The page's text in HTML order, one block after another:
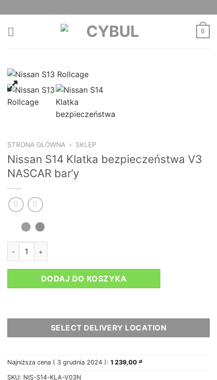
content
0
STRONA GŁÓWNA » SKLEP
Nissan S14 Klatka bezpieczeństwa V3
NASCAR bar’y
ilość Nissan S14 Klatka bezpieczeństwa V3 NASCAR bar'y
DODAJ DO KOSZYKA
SELECT DELIVERY LOCATION
Najniższa cena ( 3 grudnia 2024 ): 1 239,00 zł
SKU: NIS-S14-KLA-V03N